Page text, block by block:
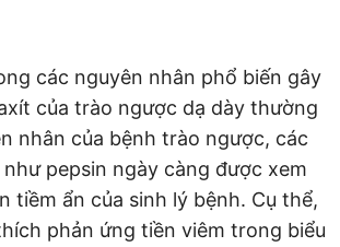
các nguyên nhân phổ biến gây
của trào ngược dạ dày thường
nhân của bệnh trào ngược, các
pepsin ngày càng được xem
tiềm ẩn của sinh lý bệnh. Cụ thể,
phản ứng tiền viêm trong biểu